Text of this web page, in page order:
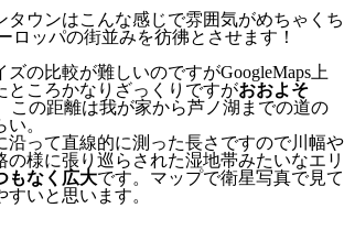
タウンはこんな感じで雰囲気がめちゃくち
ロッパの街並みを彷彿とさせます！
の比較が難しいのですがGoogleMaps上
ところかなりざっくりですがおおよそ
この距離は我が家から芦ノ湖までの道の
。
沿って直線的に測った長さですので川幅や
の様に張り巡らされた湿地帯みたいなエリ
もなく広大です。マップで衛星写真で見て
いと思います。